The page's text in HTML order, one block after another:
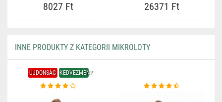
8027 Ft 26371 Ft
INNE PRODUKTY Z KATEGORII MIKROLOTY
ÚJDONSÁG KEDVEZMÉNY